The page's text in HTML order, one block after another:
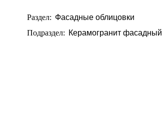
Раздел: Фасадные облицовки
Подраздел: Керамогранит фасадный